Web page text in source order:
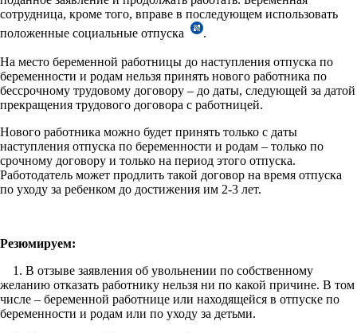
сотрудница, кроме того, вправе в последующем использовать
положенные социальные отпуска
.
На место беременной работницы до наступления отпуска по
беременности и родам нельзя принять нового работника по
бессрочному трудовому договору – до даты, следующей за датой
прекращения трудового договора с работницей.
Нового работника можно будет принять только с даты
наступления отпуска по беременности и родам – только по
срочному договору и только на период этого отпуска.
Работодатель может продлить такой договор на время отпуска
по уходу за ребенком до достижения им 2-3 лет.
Резюмируем:
1. В отзыве заявления об увольнении по собственному
желанию отказать работнику нельзя ни по какой причине. В том
числе – беременной работнице или находящейся в отпуске по
беременности и родам или по уходу за детьми.